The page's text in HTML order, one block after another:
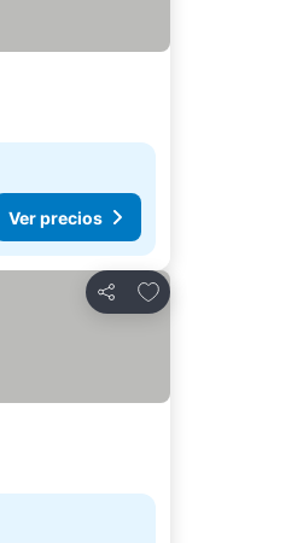
Ver precios
Compartir
Agregar a favoritos